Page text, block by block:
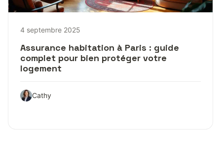
4 septembre 2025
Assurance habitation à Paris : guide
complet pour bien protéger votre
logement
Cathy